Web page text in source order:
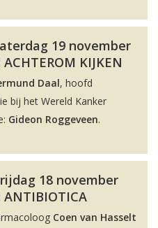
19 november
KIJKEN
Daal, hoofd
bij het Wereld Kanker
Gideon Roggeveen.
18 november
Coen van Hasselt